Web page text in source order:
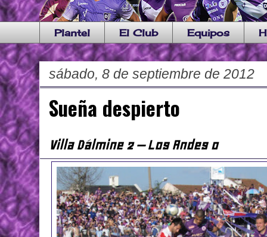
Plantel El Club Equipos
sábado, 8 de septiembre de 2012
Sueña despierto
Villa Dálmine 2 – Los Andes 0